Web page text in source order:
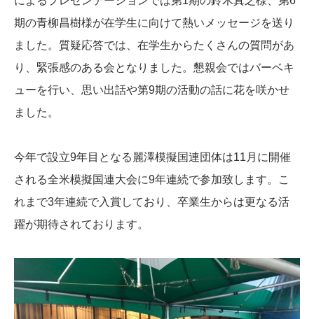
期の青柳昌樹様が在学生に向けて熱いメッセージを送り
ました。 質疑応答では、在学生からたくさんの質問があ
り、緊張感のある会となりました。懇親会ではバーベキ
ューを行い、思い出話や第9期の活動の話に花を咲かせ
ました。
今年で設立9年目となる麗澤模擬国連団体は11月に開催
される全米模擬国連大会に9年連続で参加致します。こ
れまで3年連続で入賞しており、卒業生からは更なる活
躍が期待されております。